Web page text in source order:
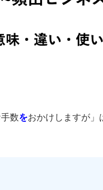
数をおかけしますが」